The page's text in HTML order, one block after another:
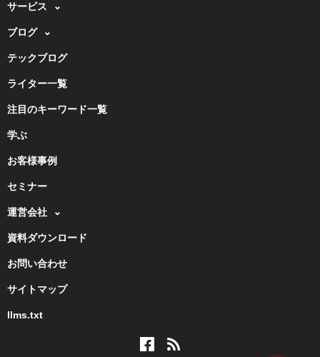
サービス
ブログ
テックブログ
ライター一覧
注目のキーワード一覧
学ぶ
お客様事例
セミナー
運営会社
資料ダウンロード
お問い合わせ
サイトマップ
llms.txt